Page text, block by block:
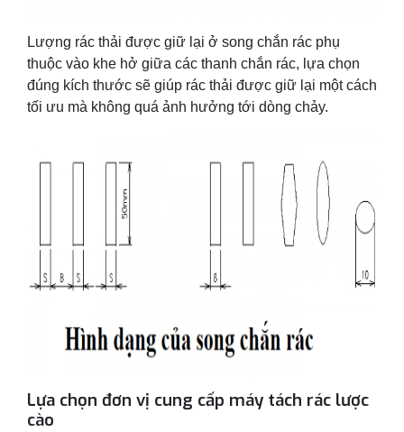
Lượng rác thải được giữ lại ở song chắn rác phụ
thuộc vào khe hở giữa các thanh chắn rác, lựa chọn
đúng kích thước sẽ giúp rác thải được giữ lại một cách
tối ưu mà không quá ảnh hưởng tới dòng chảy.
Lựa chọn đơn vị cung cấp máy tách rác lược
cào